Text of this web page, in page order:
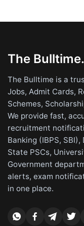
The
The Bulltime is a
Jobs, Admit Cards,
Schemes,
We provide fast,
recruitment
Banking (IBPS,
State PSCs,
Government
alerts, exam
in one place.